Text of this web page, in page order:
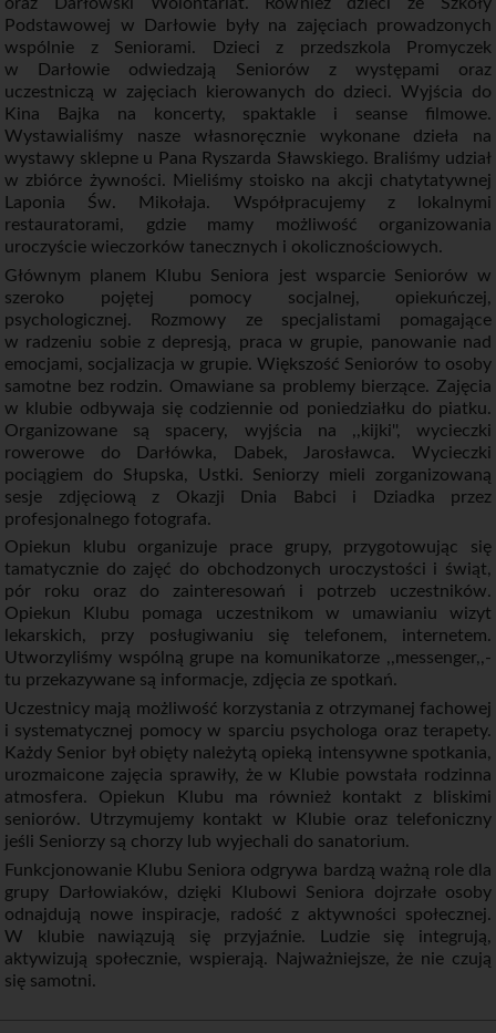
Podstawowej w Darłowie były na zajęciach prowadzonych
wspólnie z Seniorami. Dzieci z przedszkola Promyczek
w Darłowie odwiedzają Seniorów z występami oraz
uczestniczą w zajęciach kierowanych do dzieci. Wyjścia do
Kina Bajka na koncerty, spaktakle i seanse filmowe.
Wystawialiśmy nasze własnoręcznie wykonane dzieła na
wystawy sklepne u Pana Ryszarda Sławskiego. Braliśmy udział
w zbiórce żywności. Mieliśmy stoisko na akcji chatytatywnej
Laponia Św. Mikołaja. Współpracujemy z lokalnymi
restauratorami, gdzie mamy możliwość organizowania
uroczyście wieczorków tanecznych i okolicznościowych.
Głównym planem Klubu Seniora jest wsparcie Seniorów w
szeroko pojętej pomocy socjalnej, opiekuńczej,
psychologicznej. Rozmowy ze specjalistami pomagające
w radzeniu sobie z depresją, praca w grupie, panowanie nad
emocjami, socjalizacja w grupie. Większość Seniorów to osoby
samotne bez rodzin. Omawiane sa problemy bierzące. Zajęcia
w klubie odbywaja się codziennie od poniedziałku do piatku.
Organizowane są spacery, wyjścia na ,,kijki'', wycieczki
rowerowe do Darłówka, Dabek, Jarosławca. Wycieczki
pociągiem do Słupska, Ustki. Seniorzy mieli zorganizowaną
sesje zdjęciową z Okazji Dnia Babci i Dziadka przez
profesjonalnego fotografa.
Opiekun klubu organizuje prace grupy, przygotowując się
tamatycznie do zajęć do obchodzonych uroczystości i świąt,
pór roku oraz do zainteresowań i potrzeb uczestników.
Opiekun Klubu pomaga uczestnikom w umawianiu wizyt
lekarskich, przy posługiwaniu się telefonem, internetem.
Utworzyliśmy wspólną grupe na komunikatorze ,,messenger,,-
tu przekazywane są informacje, zdjęcia ze spotkań.
Uczestnicy mają możliwość korzystania z otrzymanej fachowej
i systematycznej pomocy w sparciu psychologa oraz terapety.
Każdy Senior był obięty należytą opieką intensywne spotkania,
urozmaicone zajęcia sprawiły, że w Klubie powstała rodzinna
atmosfera. Opiekun Klubu ma również kontakt z bliskimi
seniorów. Utrzymujemy kontakt w Klubie oraz telefoniczny
jeśli Seniorzy są chorzy lub wyjechali do sanatorium.
Funkcjonowanie Klubu Seniora odgrywa bardzą ważną role dla
grupy Darłowiaków, dzięki Klubowi Seniora dojrzałe osoby
odnajdują nowe inspiracje, radość z aktywności społecznej.
W klubie nawiązują się przyjaźnie. Ludzie się integrują,
aktywizują społecznie, wspierają. Najważniejsze, że nie czują
się samotni.